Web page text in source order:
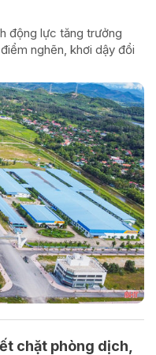
động lực tăng trưởng
nghẽn, khơi dậy đổi
chặt phòng dịch,